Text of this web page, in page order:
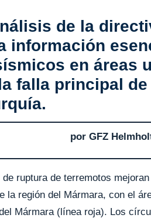
de la
información
en áreas
falla principal
por GFZ
la región del Mármara, con el
Mármara (línea roja). Los